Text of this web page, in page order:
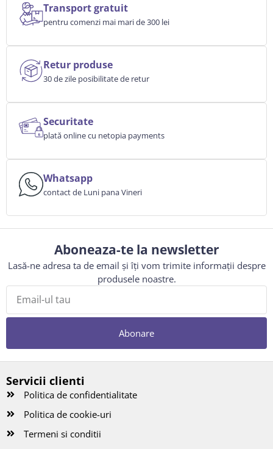
Transport gratuit
pentru comenzi mai mari de 300 lei
Retur produse
30 de zile posibilitate de retur
Securitate
plată online cu netopia payments
Whatsapp
contact de Luni pana Vineri
Aboneaza-te la newsletter
Lasă-ne adresa ta de email și îți vom trimite informații despre
produsele noastre.
Abonare
Servicii clienti
Politica de confidentialitate
Politica de cookie-uri
Termeni si conditii